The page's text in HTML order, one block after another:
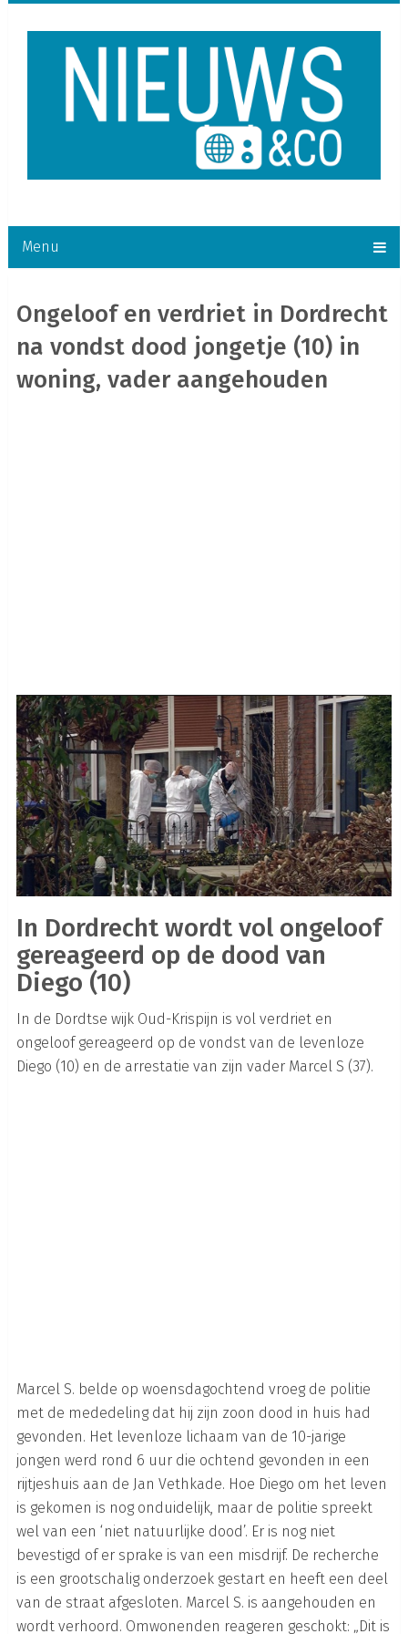
Menu
Ongeloof en verdriet in Dordrecht
na vondst dood jongetje (10) in
woning, vader aangehouden
In Dordrecht wordt vol ongeloof
gereageerd op de dood van
Diego (10)
In de Dordtse wijk Oud-Krispijn is vol verdriet en
ongeloof gereageerd op de vondst van de levenloze
Diego (10) en de arrestatie van zijn vader Marcel S (37).
Marcel S. belde op woensdagochtend vroeg de politie
met de mededeling dat hij zijn zoon dood in huis had
gevonden. Het levenloze lichaam van de 10-jarige
jongen werd rond 6 uur die ochtend gevonden in een
rijtjeshuis aan de Jan Vethkade. Hoe Diego om het leven
is gekomen is nog onduidelijk, maar de politie spreekt
wel van een ‘niet natuurlijke dood’. Er is nog niet
bevestigd of er sprake is van een misdrijf. De recherche
is een grootschalig onderzoek gestart en heeft een deel
van de straat afgesloten. Marcel S. is aangehouden en
wordt verhoord. Omwonenden reageren geschokt: „Dit is